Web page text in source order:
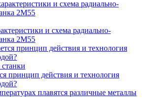
и схема радиально-
2М55
принцип действия и технология